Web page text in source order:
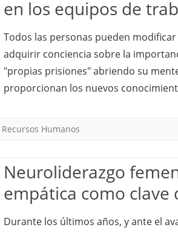
en los equipos de
Todos las personas pueden
adquirir conciencia sobre la
"propias prisiones" abriendo su
proporcionan los nuevos
Recursos Humanos
Neuroliderazgo
empática como clave
Durante los últimos años, y ante el